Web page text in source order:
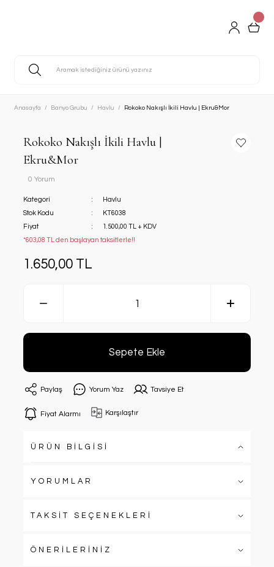
Anasayfa Banyo Grubu Havlu Rokoko Nakışlı İkili Havlu | Ekru&Mor
Rokoko Nakışlı İkili Havlu |
Ekru&Mor
0 Yorum
Kategori
Havlu
Stok Kodu
KT6038
Fiyat
1.500,00 TL + KDV
*603,08 TL den başlayan taksitlerle!!
1.650,00 TL
Sepete Ekle
Paylaş Yorum Yaz Tavsiye Et
Fiyat Alarmı Karşılaştır
ÜRÜN BİLGİSİ
YORUMLAR
TAKSİT SEÇENEKLERİ
ÖNERİLERİNİZ